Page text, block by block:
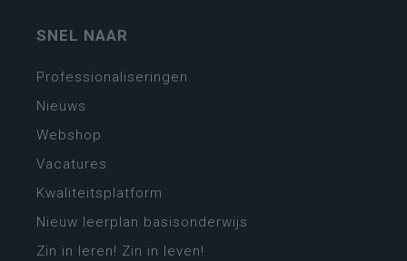
SNEL NAAR
Professionaliseringen
Nieuws
Webshop
Vacatures
Kwaliteitsplatform
Nieuw leerplan basisonderwijs
Zin in leren! Zin in leven!